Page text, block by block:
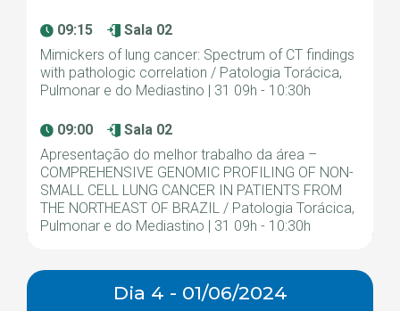
09:15
Sala 02
Mimickers of lung cancer: Spectrum of CT findings
with pathologic correlation / Patologia Torácica,
Pulmonar e do Mediastino | 31 09h - 10:30h
09:00
Sala 02
Apresentação do melhor trabalho da área –
COMPREHENSIVE GENOMIC PROFILING OF NON-
SMALL CELL LUNG CANCER IN PATIENTS FROM
THE NORTHEAST OF BRAZIL / Patologia Torácica,
Pulmonar e do Mediastino | 31 09h - 10:30h
Dia 4 - 01/06/2024